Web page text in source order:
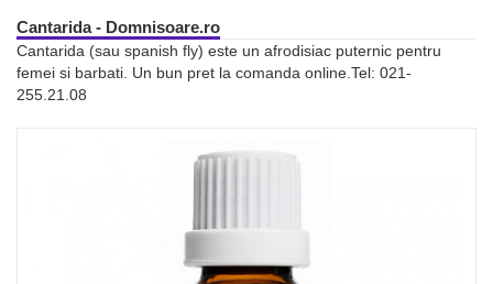
Cantarida - Domnisoare.ro
Cantarida (sau spanish fly) este un afrodisiac puternic pentru
femei si barbati. Un bun pret la comanda online.Tel: 021-
255.21.08